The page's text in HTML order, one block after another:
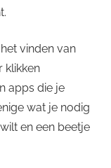
vinden van
klikken
apps die je
wat je nodig
en een beetje